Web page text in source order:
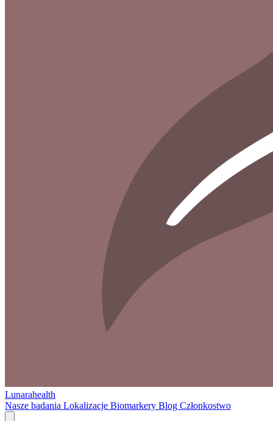
Lunarahealth
Nasze badania Lokalizacje Biomarkery Blog Członkostwo